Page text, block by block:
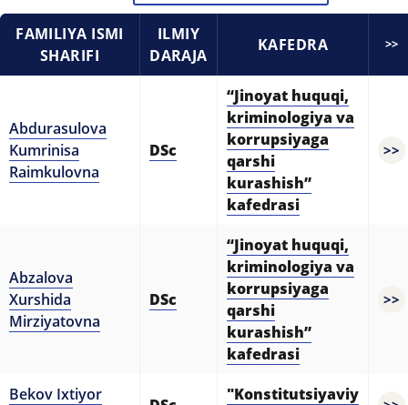
FAMILIYA ISMI
SHARIFI
ILMIY
DARAJA
KAFEDRA >>
Abdurasulova
Kumrinisa
Raimkulovna
DSc
“Jinoyat huquqi,
kriminologiya va
korrupsiyaga
qarshi
kurashish”
kafedrasi
>>
Abzalova
Xurshida
Mirziyatovna
DSc
“Jinoyat huquqi,
kriminologiya va
korrupsiyaga
qarshi
kurashish”
kafedrasi
>>
Bekov Ixtiyor
"Konstitutsiyaviy
7. Call-center (4)
9. Magistratura kvotasi (4) ✉️ Adminga yozish